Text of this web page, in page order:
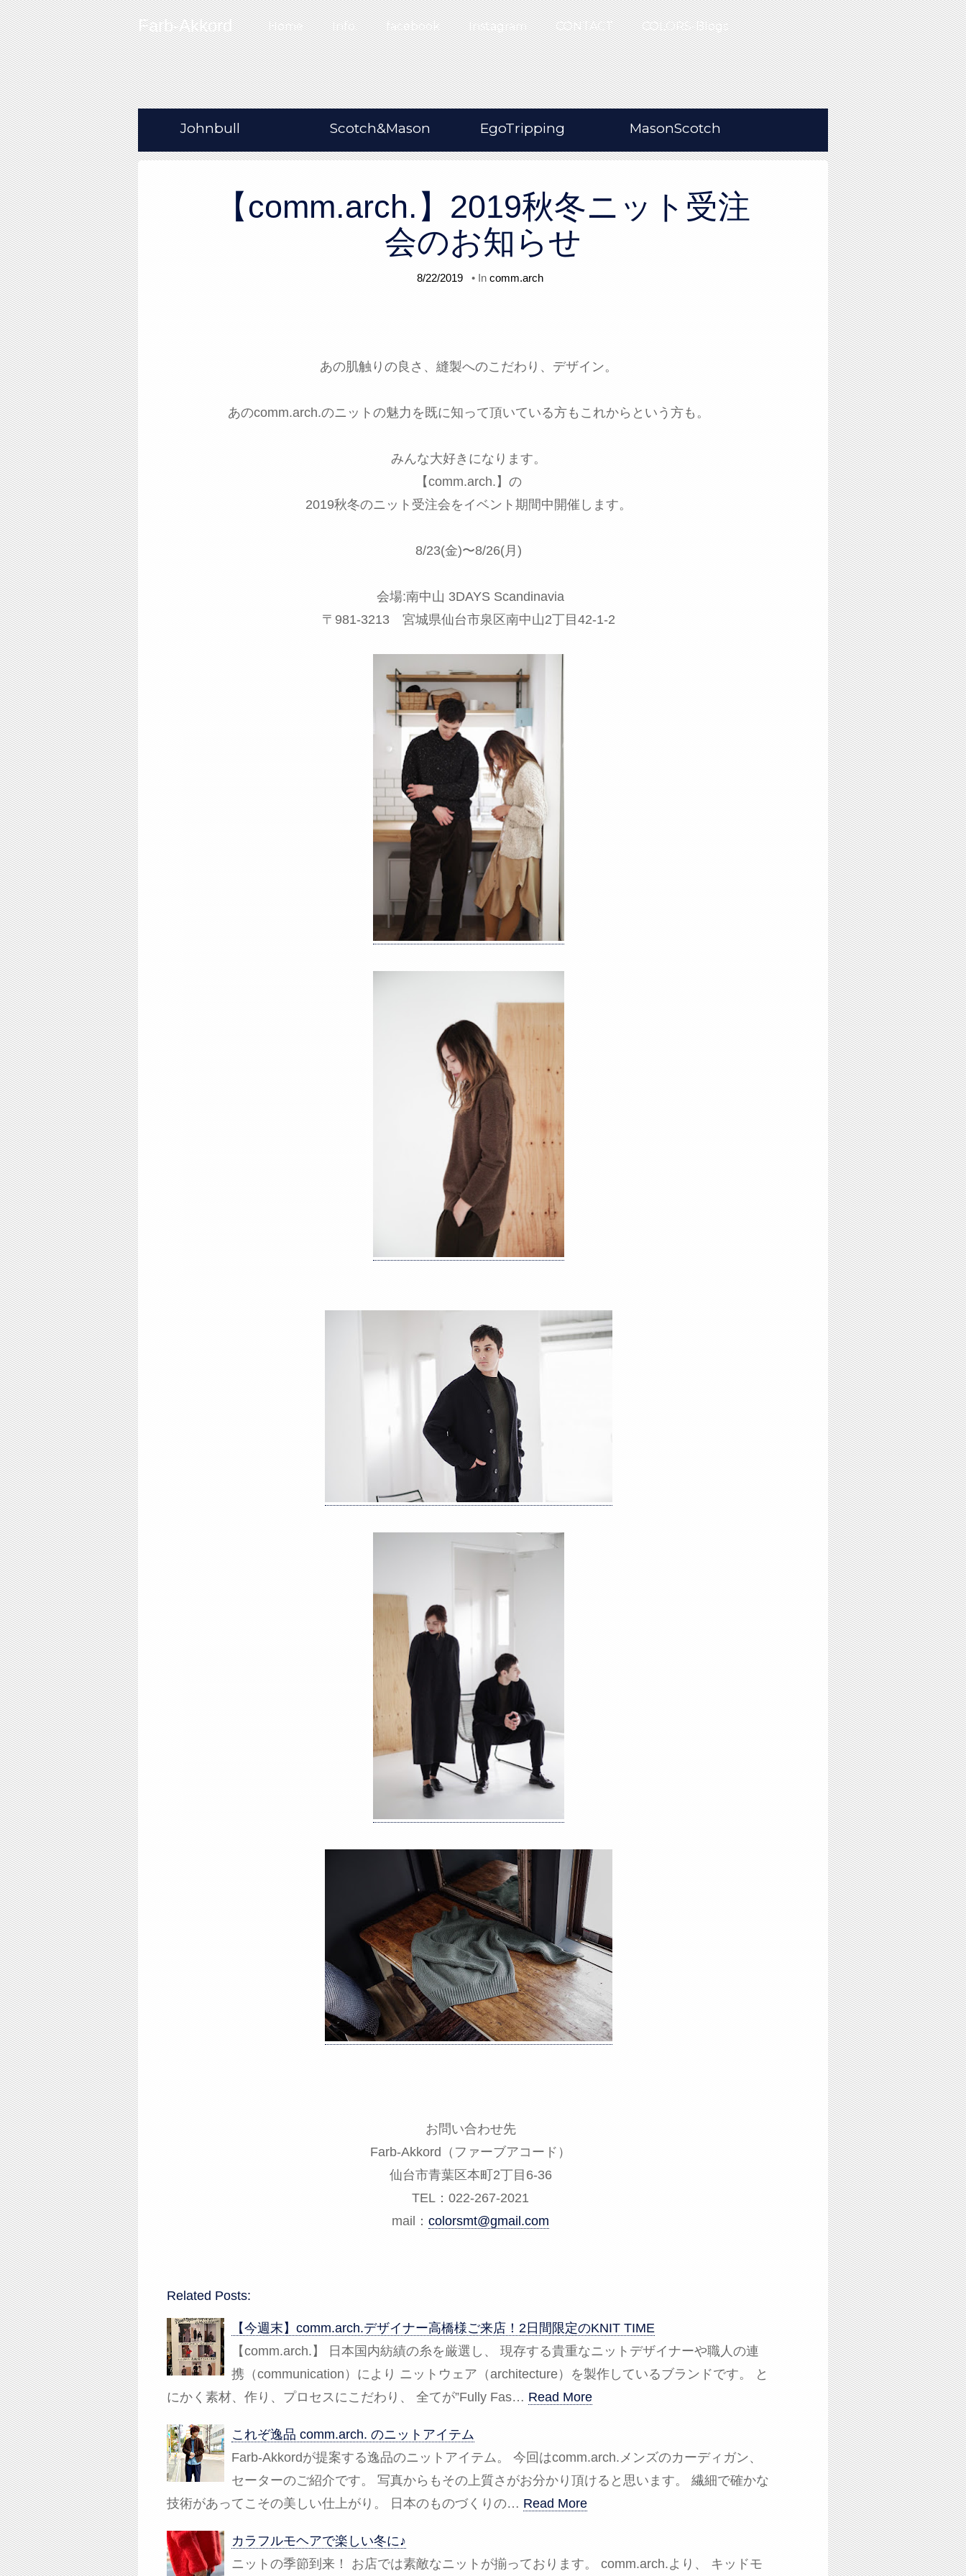
Skip to content
Farb-Akkord Home Info. facebook Instagram CONTACT COLORS-Blogs
Johnbull Scotch&Mason EgoTripping MasonScotch
【comm.arch.】2019秋冬ニット受注
会のお知らせ
8/22/2019 • In comm.arch
あの肌触りの良さ、縫製へのこだわり、デザイン。
あのcomm.arch.のニットの魅力を既に知って頂いている方もこれからという方も。
みんな大好きになります。
【comm.arch.】の
2019秋冬のニット受注会をイベント期間中開催します。
8/23(金)〜8/26(月)
会場:南中山 3DAYS Scandinavia
〒981-3213 宮城県仙台市泉区南中山2丁目42-1-2
お問い合わせ先
Farb-Akkord（ファーブアコード）
仙台市青葉区本町2丁目6-36
TEL：022-267-2021
mail： colorsmt@gmail.com
Related Posts:
【今週末】comm.arch.デザイナー高橋様ご来店！2日間限定のKNIT TIME
【comm.arch.】 日本国内紡績の糸を厳選し、 現存する貴重なニットデザイナーや職人の連
携（communication）により ニットウェア（architecture）を製作しているブランドです。 と
にかく素材、作り、プロセスにこだわり、 全てが”Fully Fas… Read More
これぞ逸品 comm.arch. のニットアイテム
Farb-Akkordが提案する逸品のニットアイテム。 今回はcomm.arch.メンズのカーディガン、
セーターのご紹介です。 写真からもその上質さがお分かり頂けると思います。 繊細で確かな
技術があってこその美しい仕上がり。 日本のものづくりの… Read More
カラフルモヘアで楽しい冬に♪
ニットの季節到来！ お店では素敵なニットが揃っております。 comm.arch.より、 キッドモ